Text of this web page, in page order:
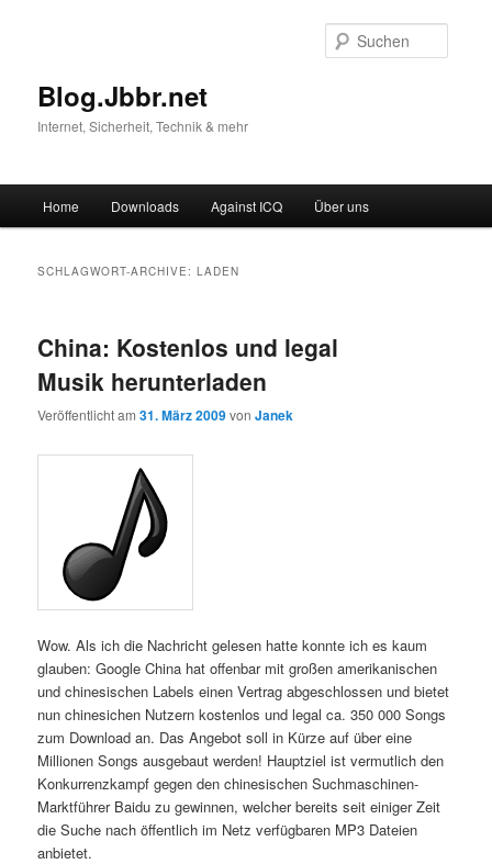
Blog.Jbbr.net
Internet, Sicherheit, Technik & mehr
Zum
Zum
wechseln
Home Downloads Against ICQ Über uns
SCHLAGWORT-ARCHIVE:LADEN
China: Kostenlos und legal
Musik herunterladen
Veröffentlicht am31. März 2009vonJanek
Wow. Als ich die Nachricht gelesen hatte konnte ich es kaum
glauben: Google China hat offenbar mit großen amerikanischen
und chinesischen Labels einen Vertrag abgeschlossen und bietet
nun chinesichen Nutzern kostenlos und legal ca. 350 000 Songs
zum Download an. Das Angebot soll in Kürze auf über eine
Millionen Songs ausgebaut werden! Hauptziel ist vermutlich den
Konkurrenzkampf gegen den chinesischen Suchmaschinen-
Marktführer Baidu zu gewinnen, welcher bereits seit einiger Zeit
die Suche nach öffentlich im Netz verfügbaren MP3 Dateien
anbietet.